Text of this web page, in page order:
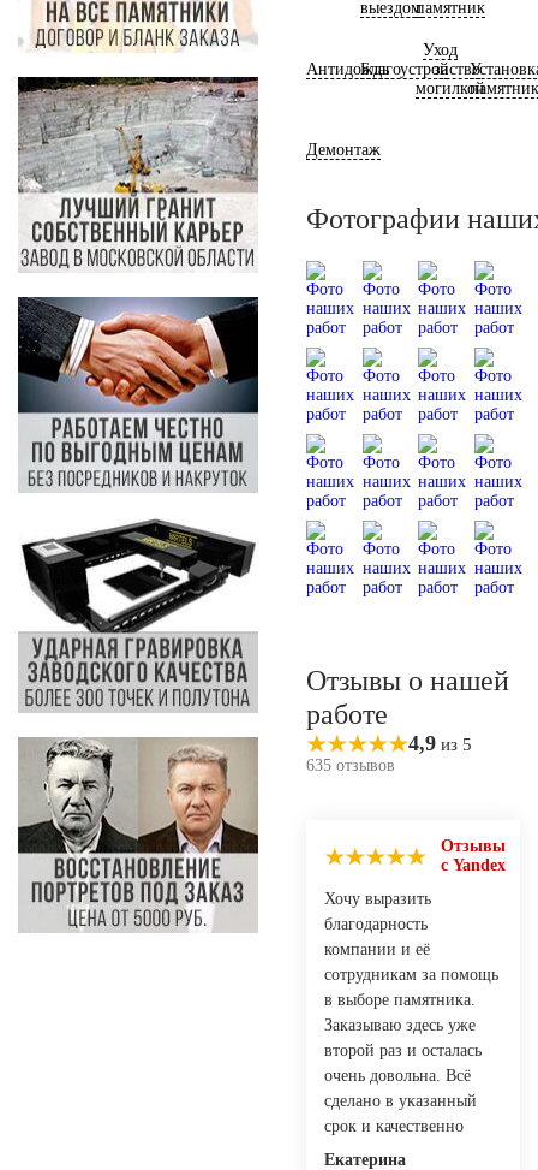
выездомпамятник
АнтидождьБлагоустройство
Уход
за
могилкой
Демонтаж
Фотографии
Отзывы о нашей
работе
4,9 из 5
635 отзывов
Отзывы
с Yandex
Хочу выразить
благодарность
компании и её
сотрудникам за помощь
в выборе памятника.
Заказываю здесь уже
второй раз и осталась
очень довольна. Всё
сделано в указанный
срок и качественно
Екатерина